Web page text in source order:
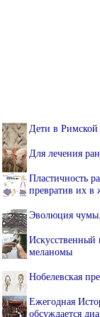
Дети в Римской
Для лечения
Пластичность
превратив их в
Эволюция
Искусственный
меланомы
Нобелевская
Ежегодная
обсуждается